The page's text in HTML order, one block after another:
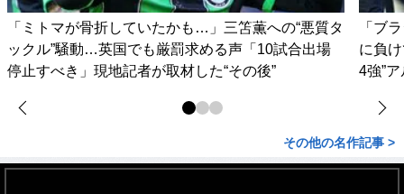
「ミトマが骨折していたかも…」三笘薫への“悪質タ
ックル”騒動…英国でも厳罰求める声「10試合出場
停止すべき」現地記者が取材した“その後”
「ブ
に負
4強”
その他の名作記事 >